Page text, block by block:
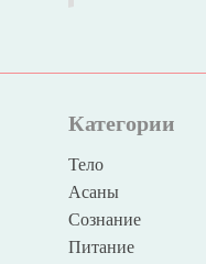
Категории
Тело
Асаны
Сознание
Питание